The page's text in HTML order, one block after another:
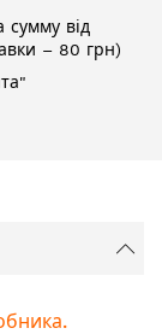
сумму від
– 80 грн)